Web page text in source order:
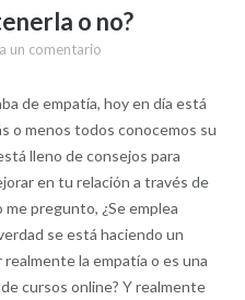
o no?
un comentario
de empatía, hoy en día está
o menos todos conocemos su
lleno de consejos para
en tu relación a través de
pregunto, ¿Se emplea
se está haciendo un
la empatía o es una
cursos online? Y realmente